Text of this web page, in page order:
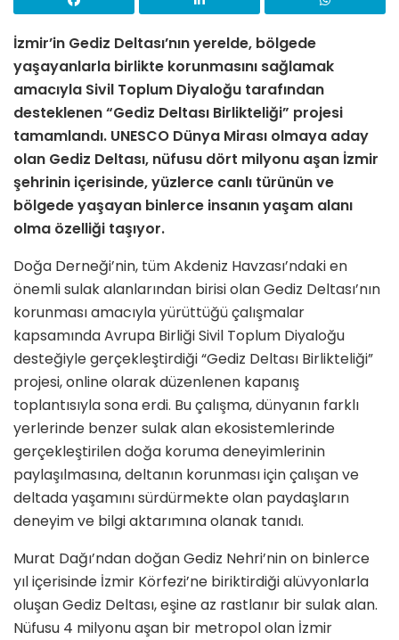
İzmir’in Gediz Deltası’nın yerelde, bölgede
yaşayanlarla birlikte korunmasını sağlamak
amacıyla Sivil Toplum Diyaloğu tarafından
desteklenen “Gediz Deltası Birlikteliği” projesi
tamamlandı. UNESCO Dünya Mirası olmaya aday
olan Gediz Deltası, nüfusu dört milyonu aşan İzmir
şehrinin içerisinde, yüzlerce canlı türünün ve
bölgede yaşayan binlerce insanın yaşam alanı
olma özelliği taşıyor.
Doğa Derneği’nin, tüm Akdeniz Havzası’ndaki en
önemli sulak alanlarından birisi olan Gediz Deltası’nın
korunması amacıyla yürüttüğü çalışmalar
kapsamında Avrupa Birliği Sivil Toplum Diyaloğu
desteğiyle gerçekleştirdiği “Gediz Deltası Birlikteliği”
projesi, online olarak düzenlenen kapanış
toplantısıyla sona erdi. Bu çalışma, dünyanın farklı
yerlerinde benzer sulak alan ekosistemlerinde
gerçekleştirilen doğa koruma deneyimlerinin
paylaşılmasına, deltanın korunması için çalışan ve
deltada yaşamını sürdürmekte olan paydaşların
deneyim ve bilgi aktarımına olanak tanıdı.
Murat Dağı’ndan doğan Gediz Nehri’nin on binlerce
yıl içerisinde İzmir Körfezi’ne biriktirdiği alüvyonlarla
oluşan Gediz Deltası, eşine az rastlanır bir sulak alan.
Nüfusu 4 milyonu aşan bir metropol olan İzmir